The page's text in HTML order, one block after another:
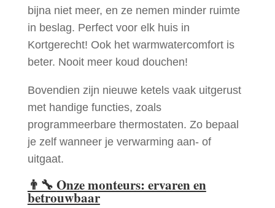
bijna niet meer, en ze nemen minder ruimte
in beslag. Perfect voor elk huis in
Kortgerecht! Ook het warmwatercomfort is
beter. Nooit meer koud douchen!
Bovendien zijn nieuwe ketels vaak uitgerust
met handige functies, zoals
programmeerbare thermostaten. Zo bepaal
je zelf wanneer je verwarming aan- of
uitgaat.
👨‍🔧 Onze monteurs: ervaren en
betrouwbaar